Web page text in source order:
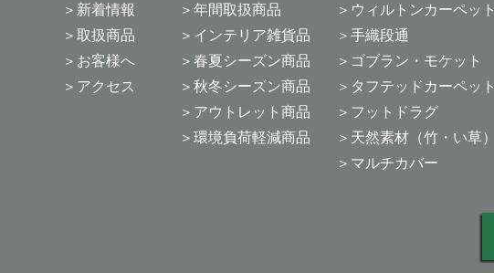
新着情報
取扱商品
お客様へ
アクセス
年間取扱商品
インテリア雑貨品
春夏シーズン商品
秋冬シーズン商品
アウトレット商品
環境負荷軽減商品
ウィルトンカーペット
手織段通
ゴブラン・モケット
タフテッドカーペット
フットドラグ
天然素材（竹・い草）
マルチカバー